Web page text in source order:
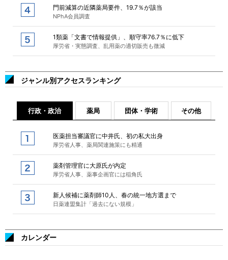
門前減算の近隣薬局要件、19.7％が該当
NPhA会員調査
1類薬「文書で情報提供」、順守率76.7％に低下
厚労省・実態調査、乱用薬の適切販売も微減
ジャンル別アクセスランキング
行政・政治 薬局 団体・学術 その他
医薬担当審議官に中井氏、初の私大出身
厚労省人事、薬局関連施策にも精通
薬剤管理官に大原氏が内定
厚労省人事、薬事企画官には稲角氏
新人候補に薬剤師10人、春の統一地方選まで
日薬連盟集計「過去にない規模」
カレンダー